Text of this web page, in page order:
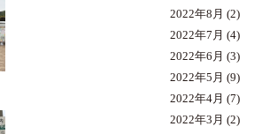
2022年8月 (2)
2022年7月 (4)
2022年6月 (3)
2022年5月 (9)
2022年4月 (7)
2022年3月 (2)